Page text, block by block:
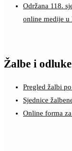
Održana 118.
online medije u
Žalbe i odluke
Pregled žalbi
Sjednice
Online forma